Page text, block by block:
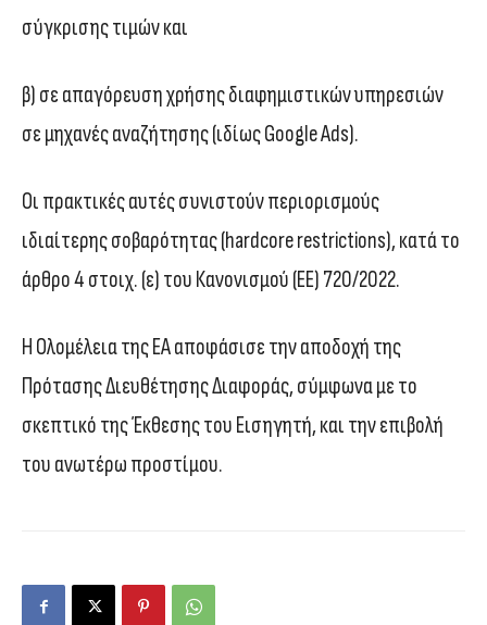
σύγκρισης τιμών και
β) σε απαγόρευση χρήσης διαφημιστικών υπηρεσιών
σε μηχανές αναζήτησης (ιδίως Google Ads).
Οι πρακτικές αυτές συνιστούν περιορισμούς
ιδιαίτερης σοβαρότητας (hardcore restrictions), κατά το
άρθρο 4 στοιχ. (ε) του Κανονισμού (ΕΕ) 720/2022.
Η Ολομέλεια της ΕΑ αποφάσισε την αποδοχή της
Πρότασης Διευθέτησης Διαφοράς, σύμφωνα με το
σκεπτικό της Έκθεσης του Εισηγητή, και την επιβολή
του ανωτέρω προστίμου.